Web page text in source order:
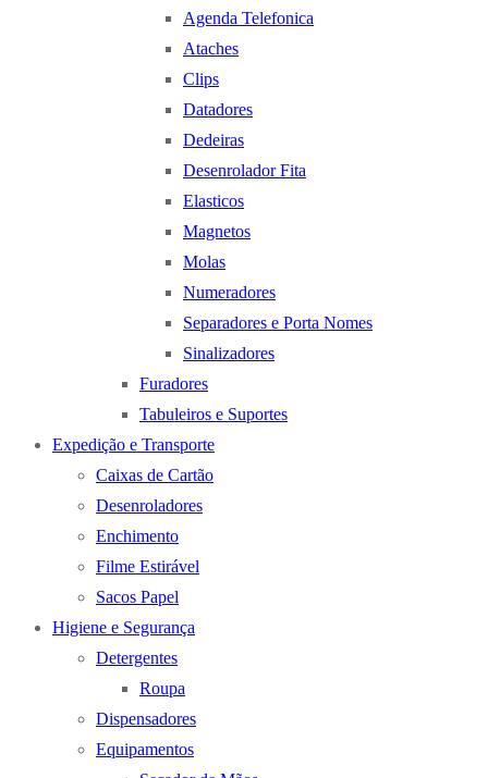
Agenda Telefonica
Ataches
Clips
Datadores
Dedeiras
Desenrolador Fita
Elasticos
Magnetos
Molas
Numeradores
Separadores e Porta Nomes
Sinalizadores
Furadores
Tabuleiros e Suportes
Expedição e Transporte
Caixas de Cartão
Desenroladores
Enchimento
Filme Estirável
Sacos Papel
Higiene e Segurança
Detergentes
Roupa
Dispensadores
Equipamentos